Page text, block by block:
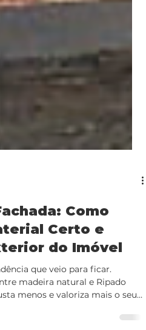
Como
Certo e